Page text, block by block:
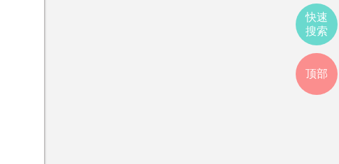
快速
搜索
顶部